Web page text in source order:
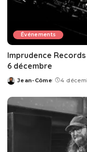
Événements
Imprudence
6 décembre
Posted
Jean-Côme 4